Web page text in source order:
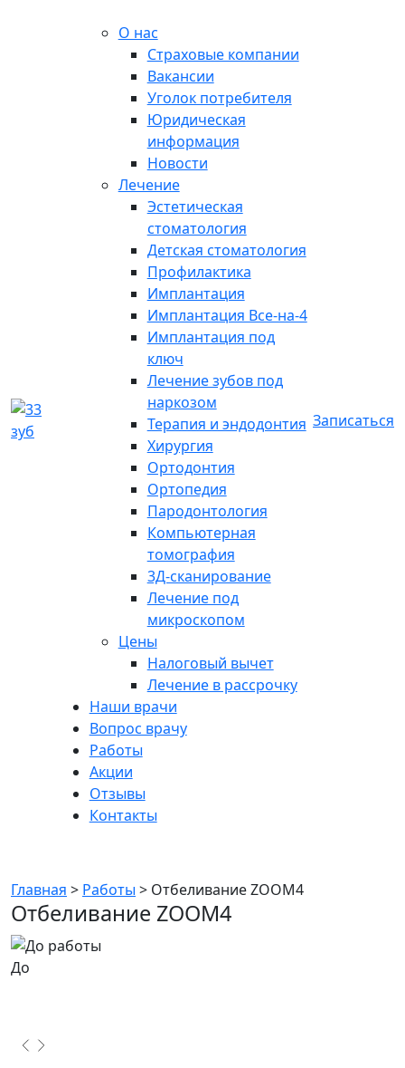
О нас
Страховые компании
Вакансии
Уголок потребителя
Юридическая
информация
Новости
Лечение
Эстетическая
стоматология
Детская стоматология
Профилактика
Имплантация
Имплантация Все-на-4
Имплантация под
ключ
Лечение зубов под
наркозом
Терапия и эндодонтия
Хирургия
Ортодонтия
Ортопедия
Пародонтология
Компьютерная
томография
3Д-сканирование
Лечение под
микроскопом
Цены
Налоговый вычет
Лечение в рассрочку
Наши врачи
Вопрос врачу
Работы
Акции
Отзывы
Контакты
Записаться
Главная > Работы > Отбеливание ZOOM4
Отбеливание ZOOM4
До